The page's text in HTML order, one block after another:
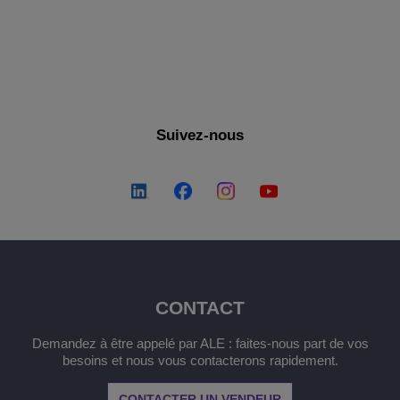
Suivez-nous
CONTACT
Demandez à être appelé par ALE : faites-nous part de vos
besoins et nous vous contacterons rapidement.